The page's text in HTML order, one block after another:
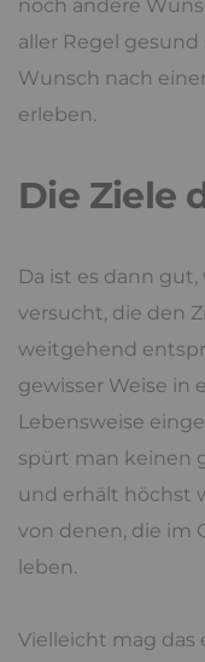
noch andere
aller Regel
Wunsch nach
erleben.
Die Ziele
Da ist es dann
versucht, die den
weitgehend
gewisser Weise in
Lebensweise
spürt man keinen
und erhält höchst
von denen, die im
leben.
Vielleicht mag das